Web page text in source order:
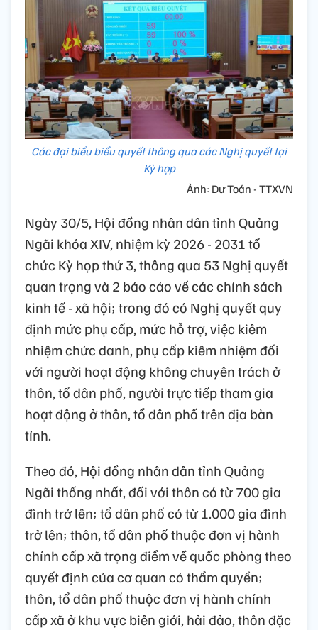
Các đại biểu biểu quyết thông qua các Nghị quyết tại
Kỳ họp
Ảnh: Dư Toán - TTXVN
Ngày 30/5, Hội đồng nhân dân tỉnh Quảng
Ngãi khóa XIV, nhiệm kỳ 2026 - 2031 tổ
chức Kỳ họp thứ 3, thông qua 53 Nghị quyết
quan trọng và 2 báo cáo về các chính sách
kinh tế - xã hội; trong đó có Nghị quyết quy
định mức phụ cấp, mức hỗ trợ, việc kiêm
nhiệm chức danh, phụ cấp kiêm nhiệm đối
với người hoạt động không chuyên trách ở
thôn, tổ dân phố, người trực tiếp tham gia
hoạt động ở thôn, tổ dân phố trên địa bàn
tỉnh.
Theo đó, Hội đồng nhân dân tỉnh Quảng
Ngãi thống nhất, đối với thôn có từ 700 gia
đình trở lên; tổ dân phố có từ 1.000 gia đình
trở lên; thôn, tổ dân phố thuộc đơn vị hành
chính cấp xã trọng điểm về quốc phòng theo
quyết định của cơ quan có thẩm quyền;
thôn, tổ dân phố thuộc đơn vị hành chính
cấp xã ở khu vực biên giới, hải đảo, thôn đặc